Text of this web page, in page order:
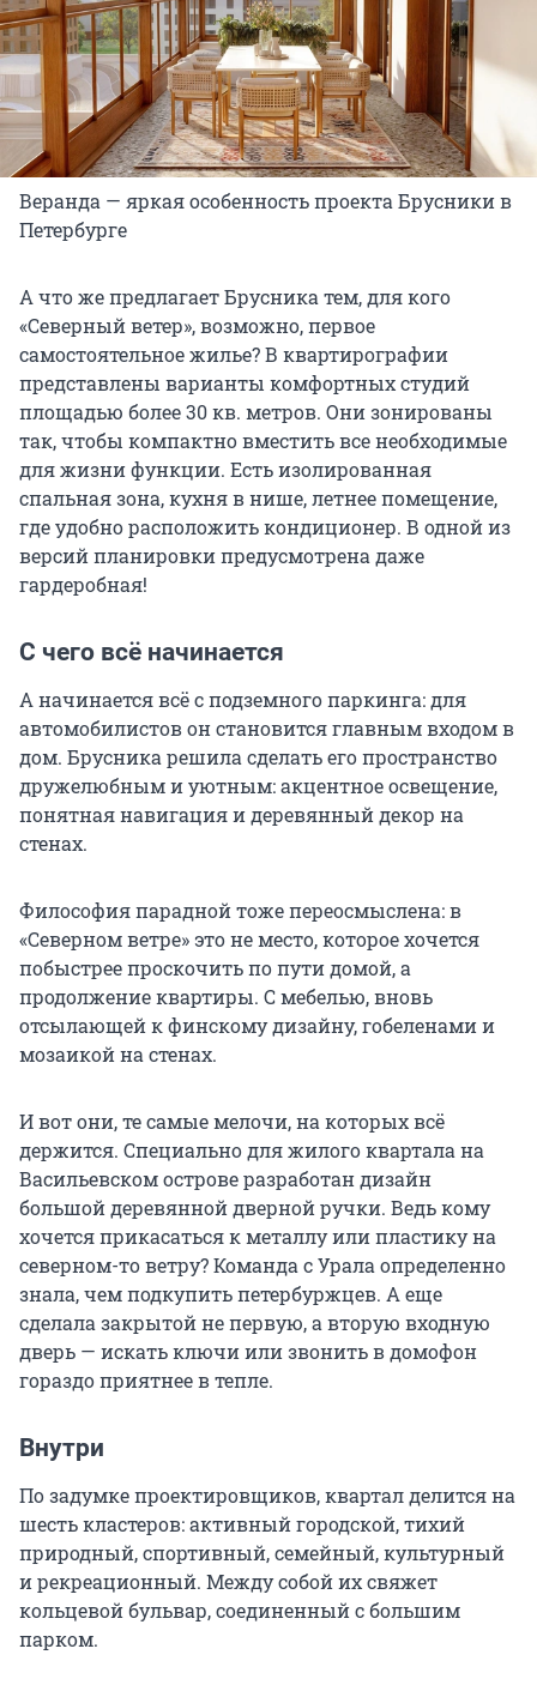
Веранда — яркая особенность проекта Брусники в
Петербурге
А что же предлагает Брусника тем, для кого
«Северный ветер», возможно, первое
самостоятельное жилье? В квартирографии
представлены варианты комфортных студий
площадью более 30 кв. метров. Они зонированы
так, чтобы компактно вместить все необходимые
для жизни функции. Есть изолированная
спальная зона, кухня в нише, летнее помещение,
где удобно расположить кондиционер. В одной из
версий планировки предусмотрена даже
гардеробная!
С чего всё начинается
А начинается всё с подземного паркинга: для
автомобилистов он становится главным входом в
дом. Брусника решила сделать его пространство
дружелюбным и уютным: акцентное освещение,
понятная навигация и деревянный декор на
стенах.
Философия парадной тоже переосмыслена: в
«Северном ветре» это не место, которое хочется
побыстрее проскочить по пути домой, а
продолжение квартиры. С мебелью, вновь
отсылающей к финскому дизайну, гобеленами и
мозаикой на стенах.
И вот они, те самые мелочи, на которых всё
держится. Специально для жилого квартала на
Васильевском острове разработан дизайн
большой деревянной дверной ручки. Ведь кому
хочется прикасаться к металлу или пластику на
северном-то ветру? Команда с Урала определенно
знала, чем подкупить петербуржцев. А еще
сделала закрытой не первую, а вторую входную
дверь — искать ключи или звонить в домофон
гораздо приятнее в тепле.
Внутри
По задумке проектировщиков, квартал делится на
шесть кластеров: активный городской, тихий
природный, спортивный, семейный, культурный
и рекреационный. Между собой их свяжет
кольцевой бульвар, соединенный с большим
парком.